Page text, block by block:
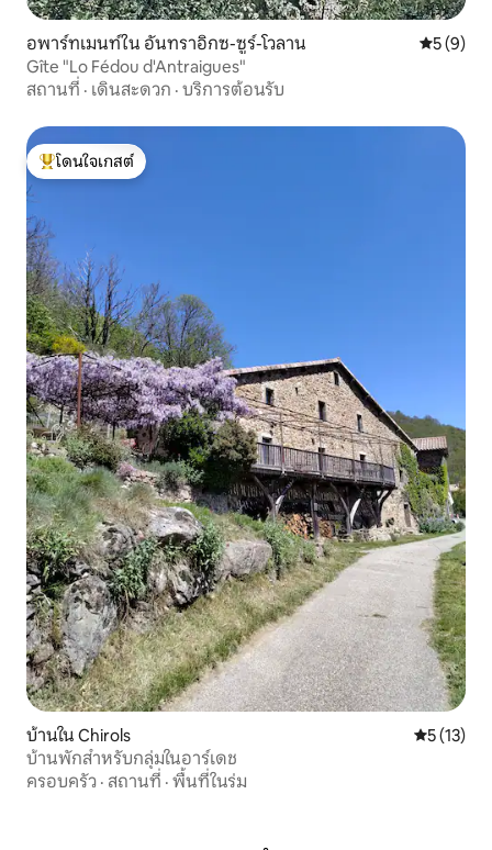
อพาร์ทเมนท์ใน อันทราอิกซ-ซูร์-โวลาน คะแนนเฉ
5 (9)
Gîte "Lo Fédou d'Antraigues"
สถานที่ · เดินสะดวก · บริการต้อนรับ
โดนใจเกสต์ที่สุด
โดนใจเกสต์
บ้านใน Chirols คะแนนเฉลี่
5 (13)
บ้านพักสำหรับกลุ่มในอาร์เดช
ครอบครัว · สถานที่ · พื้นที่ในร่ม